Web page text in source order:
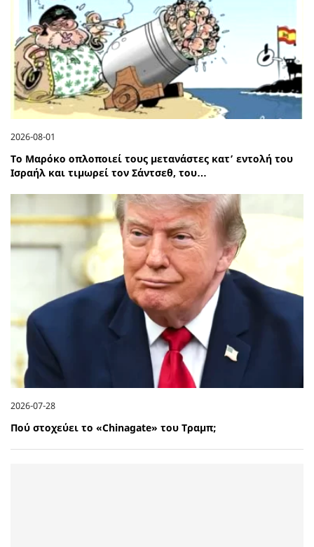
2026-08-01
Το Μαρόκο οπλοποιεί τους μετανάστες κατ’ εντολή του
Ισραήλ και τιμωρεί τον Σάντσεθ, του…
2026-07-28
Πού στοχεύει το «Chinagate» του Τραμπ;